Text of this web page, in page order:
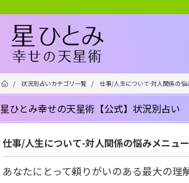
/ 状況別占いカテゴリ一覧 / 仕事/人生について-対人関係の悩
星ひとみ幸せの天星術【公式】状況別占い
仕事/人生について-対人関係の悩みメニュ
あなたにとって頼りがいのある最大の理